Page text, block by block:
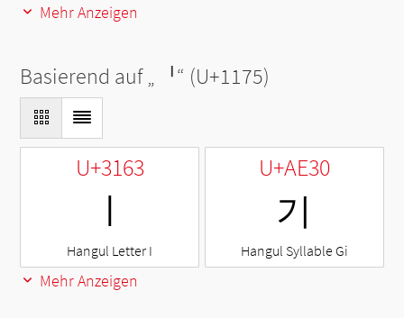
Mehr Anzeigen
Basierend auf „ ᅵ“ (U+1175)
U+3163
ㅣ
Hangul Letter I
U+AE30
기
Hangul Syllable Gi
Mehr Anzeigen